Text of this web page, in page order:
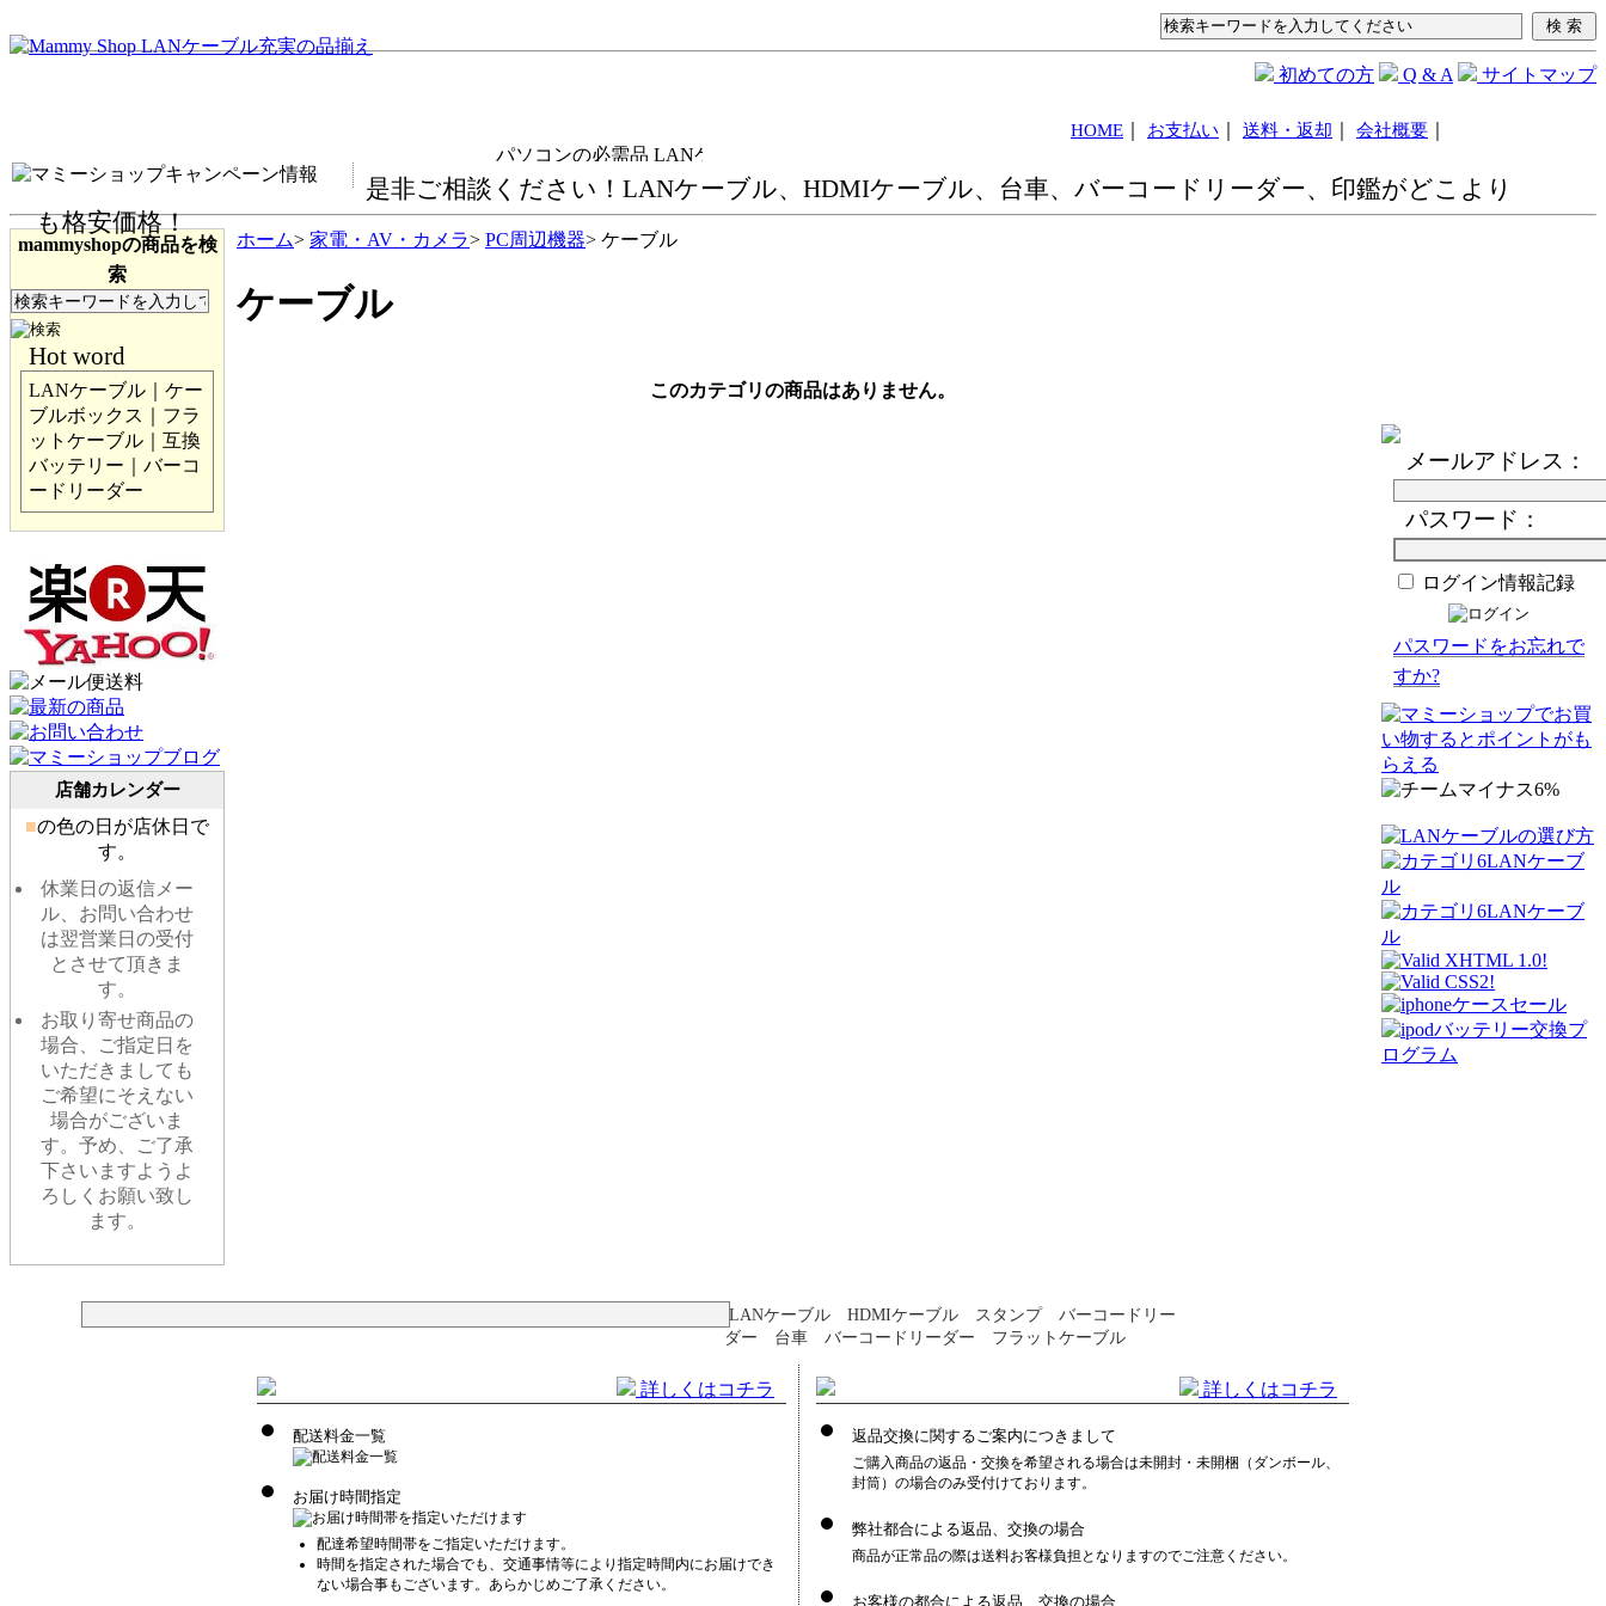
初めての方 Q & A サイトマップ
HOME お支払い 送料・返却 会社概要
パソコンの必需品 LANケーブル・HDMIケーブルを各種取扱い！ストレート、フラットケーブルを0.5ｍから50ｍサイズ豊富にご用
是非ご相談ください！LANケーブル、HDMIケーブル、台車、バーコードリーダー、印鑑がどこより
も格安価格！
mammyshopの商品を検
索
Hot word
LANケーブル｜ケー
ブルボックス｜フラ
ットケーブル｜互換
バッテリー｜バーコ
ードリーダー
店舗カレンダー
■の色の日が店休日で
す。
休業日の返信メー
ル、お問い合わせ
は翌営業日の受付
とさせて頂きま
す。
お取り寄せ商品の
場合、ご指定日を
いただきましても
ご希望にそえない
場合がございま
す。予め、ご了承
下さいますようよ
ろしくお願い致し
ます。
ホーム> 家電・AV・カメラ> PC周辺機器> ケーブル
ケーブル
このカテゴリの商品はありません。
メールアドレス：
パスワード：
ログイン情報記録
パスワードをお忘れで
すか?
LANケーブル HDMIケーブル スタンプ バーコードリー
ダー 台車 バーコードリーダー フラットケーブル
詳しくはコチラ
配送料金一覧
お届け時間指定
配達希望時間帯をご指定いただけます。
時間を指定された場合でも、交通事情等により指定時間内にお届けでき
ない場合事もございます。あらかじめご了承ください。
詳しくはコチラ
返品交換に関するご案内につきまして
ご購入商品の返品・交換を希望される場合は未開封・未開梱（ダンボール、
封筒）の場合のみ受付けております。
弊社都合による返品、交換の場合
商品が正常品の際は送料お客様負担となりますのでご注意ください。
お客様の都合による返品、交換の場合